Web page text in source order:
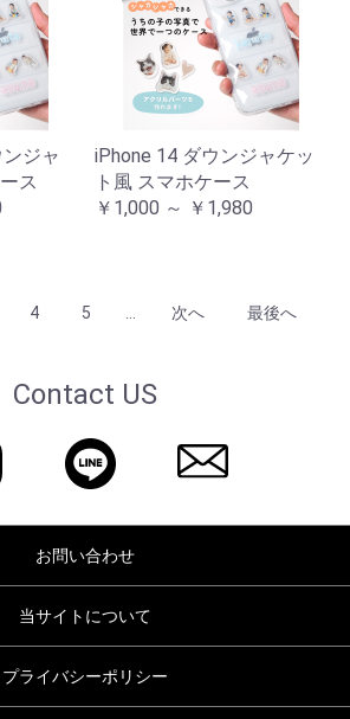
ジャ
ス
iPhone 14 ダウンジャケッ
ト風 スマホケース
￥1,000 ～ ￥1,980
4 5 次へ 最後へ
Contact US
お問い合わせ
当サイトについて
プライバシーポリシー